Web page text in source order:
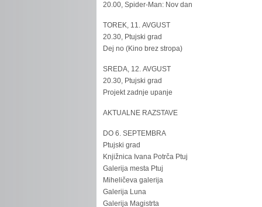
20.00, Spider-Man: Nov dan
TOREK, 11. AVGUST
20.30, Ptujski grad
Dej no (Kino brez stropa)
SREDA, 12. AVGUST
20.30, Ptujski grad
Projekt zadnje upanje
AKTUALNE RAZSTAVE
DO 6. SEPTEMBRA
Ptujski grad
Knjižnica Ivana Potrča Ptuj
Galerija mesta Ptuj
Miheličeva galerija
Galerija Luna
Galerija Magistrta